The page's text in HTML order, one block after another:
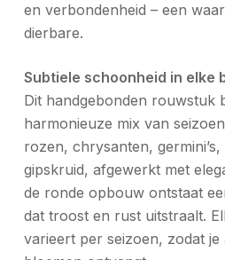
en verbondenheid – een
dierbare.
Subtiele schoonheid in elke
Dit handgebonden rouwstuk
harmonieuze mix van
rozen, chrysanten,
gipskruid, afgewerkt met
de ronde opbouw ontstaat
dat troost en rust uitstraalt.
varieert per seizoen, zodat je